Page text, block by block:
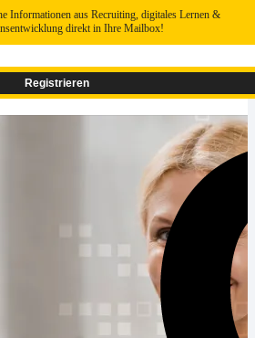
Informationen aus Recruiting, digitales Lernen &
direkt in Ihre Mailbox!